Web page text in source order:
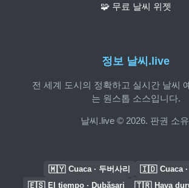
정보 날씨.live
전 세계 도시의 정확하고 실시간 날씨
는 원스톱 소스입니다.
날씨.live © 2026. 판권 소
🧩 무료 날씨 위젯
🇲🇾 Cuaca · 두버사리 🇮🇩 Cuaca
🇪🇸 El tiempo · Dubăsari 🇹🇷 Hava